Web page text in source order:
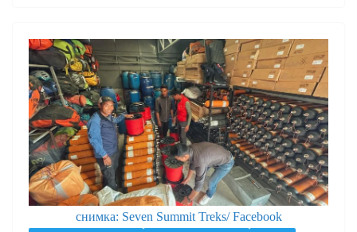
снимка: Seven Summit Treks/ Facebook